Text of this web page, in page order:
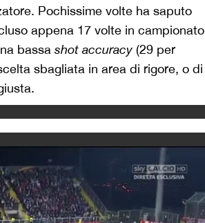
Pochissime volte ha saputo
appena 17 volte in campionato
bassa shot accuracy (29 per
sbagliata in area di rigore, o di